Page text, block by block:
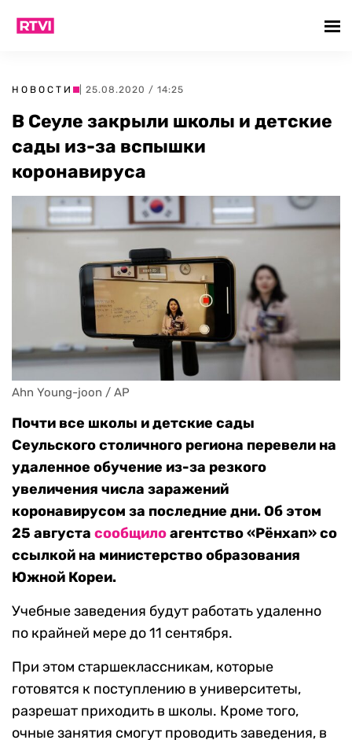
НОВОСТИ | 25.08.2020 / 14:25
В Сеуле закрыли школы и детские
сады из-за вспышки
коронавируса
Ahn Young-joon / AP
Почти все школы и детские сады
Сеульского столичного региона перевели на
удаленное обучение из-за резкого
увеличения числа заражений
коронавирусом за последние дни. Об этом
25 августа сообщилоагентство «Рёнхап» со
ссылкой на министерство образования
Южной Кореи.
Учебные заведения будут работать удаленно
по крайней мере до 11 сентября.
При этом старшеклассникам, которые
готовятся к поступлению в университеты,
разрешат приходить в школы. Кроме того,
очные занятия смогут проводить заведения, в